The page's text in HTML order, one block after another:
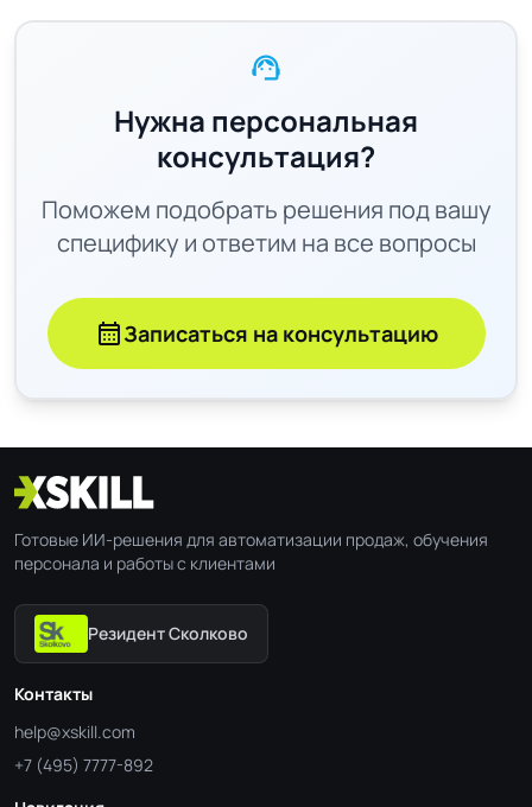
support_agent
Нужна персональная
консультация?
Поможем подобрать решения под вашу
специфику и ответим на все вопросы
calendar_monthЗаписаться на консультацию
Готовые ИИ-решения для автоматизации продаж, обучения
персонала и работы с клиентами
Резидент Сколково
Контакты
help@xskill.com
+7 (495) 7777-892